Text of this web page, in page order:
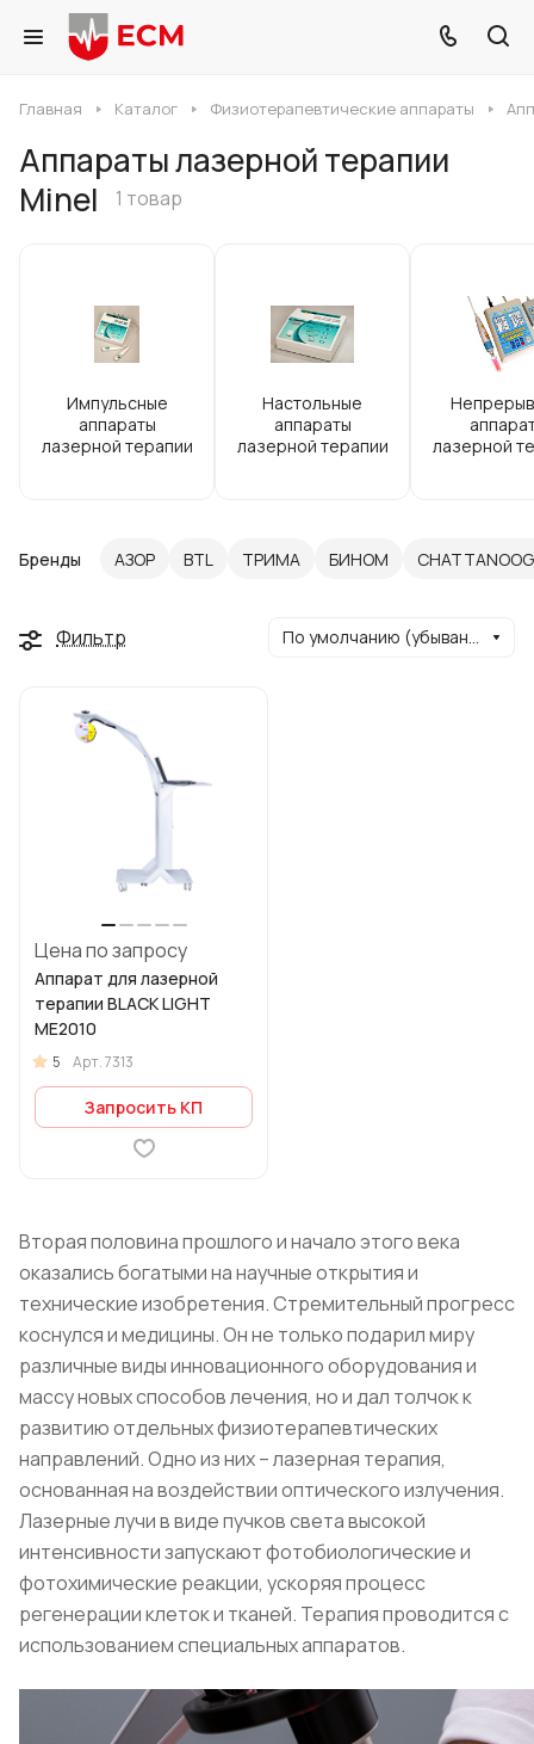
Главная Каталог Физиотерапевтические аппараты
Аппараты лазерной терапии
Minel
1 товар
Импульсные
аппараты
лазерной терапии
Настольные
аппараты
лазерной терапии
лазерной
Бренды АЗОР BTL ТРИМА БИНОМ
Фильтр По умолчанию (убывание)
Цена по запросу
Аппарат для лазерной
терапии BLACK LIGHT
ME2010
5 Арт.7313
Запросить КП
Вторая половина прошлого и начало этого века
оказались богатыми на научные открытия и
технические изобретения. Стремительный прогресс
коснулся и медицины. Он не только подарил миру
различные виды инновационного оборудования и
массу новых способов лечения, но и дал толчок к
развитию отдельных физиотерапевтических
направлений. Одно из них – лазерная терапия,
основанная на воздействии оптического излучения.
Лазерные лучи в виде пучков света высокой
интенсивности запускают фотобиологические и
фотохимические реакции, ускоряя процесс
регенерации клеток и тканей. Терапия проводится с
использованием специальных аппаратов.